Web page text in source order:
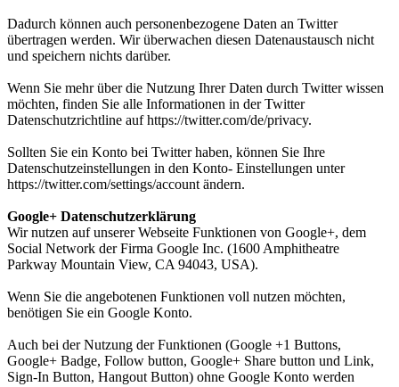
Dadurch können auch personenbezogene Daten an Twitter
übertragen werden. Wir überwachen diesen Datenaustausch nicht
und speichern nichts darüber.
Wenn Sie mehr über die Nutzung Ihrer Daten durch Twitter wissen
möchten, finden Sie alle Informationen in der Twitter
Datenschutzrichtline auf https://twitter.com/de/privacy.
Sollten Sie ein Konto bei Twitter haben, können Sie Ihre
Datenschutzeinstellungen in den Konto- Einstellungen unter
https://twitter.com/settings/account ändern.
Google+ Datenschutzerklärung
Wir nutzen auf unserer Webseite Funktionen von Google+, dem
Social Network der Firma Google Inc. (1600 Amphitheatre
Parkway Mountain View, CA 94043, USA).
Wenn Sie die angebotenen Funktionen voll nutzen möchten,
benötigen Sie ein Google Konto.
Auch bei der Nutzung der Funktionen (Google +1 Buttons,
Google+ Badge, Follow button, Google+ Share button und Link,
Sign-In Button, Hangout Button) ohne Google Konto werden